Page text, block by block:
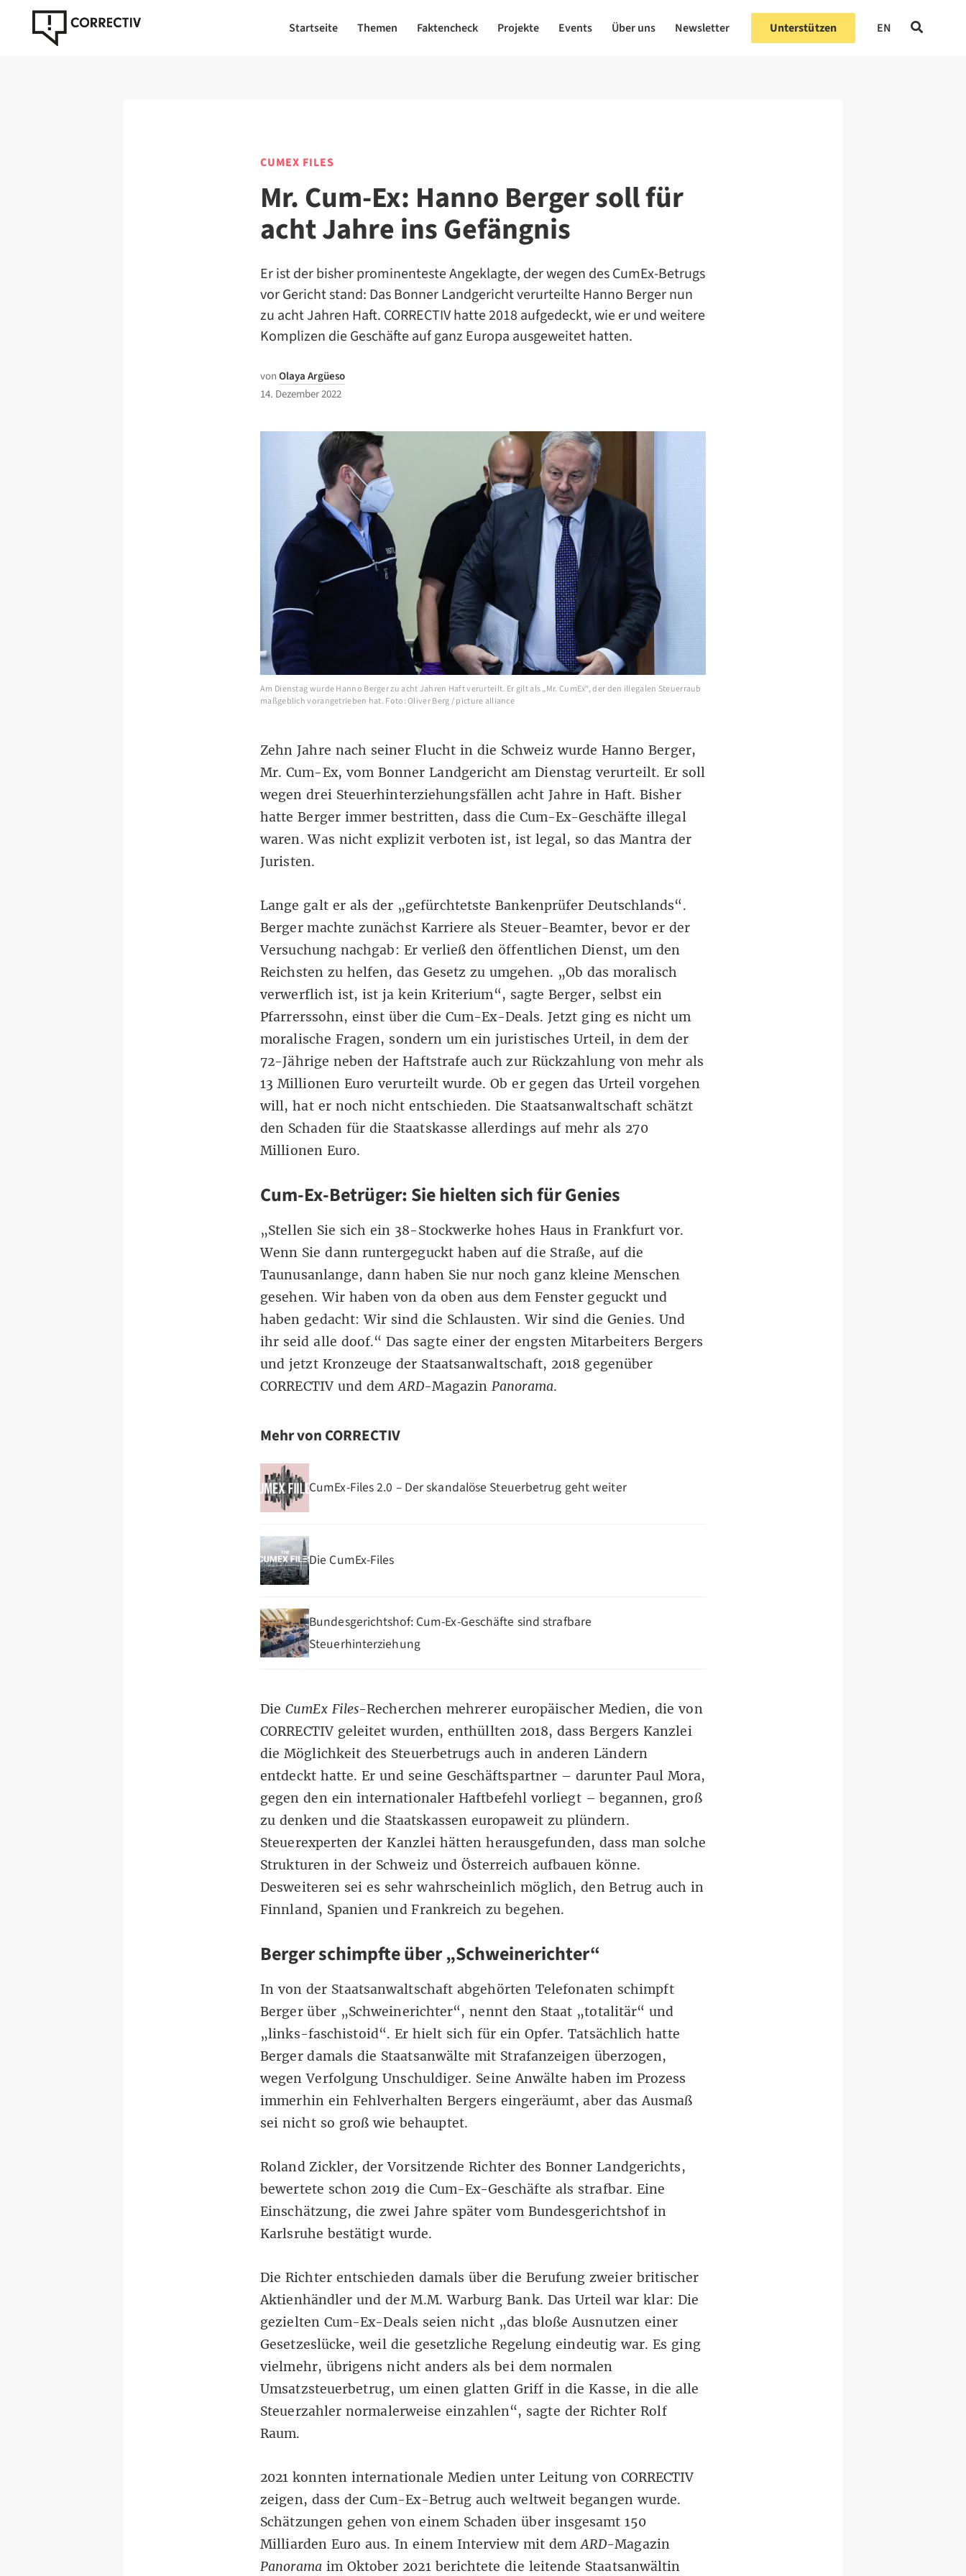
Startseite Themen Faktencheck Projekte Events Über uns Newsletter Unterstützen EN
CUMEX FILES
Mr. Cum-Ex: Hanno Berger soll für
acht Jahre ins Gefängnis
Er ist der bisher prominenteste Angeklagte, der wegen des CumEx-Betrugs
vor Gericht stand: Das Bonner Landgericht verurteilte Hanno Berger nun
zu acht Jahren Haft. CORRECTIV hatte 2018 aufgedeckt, wie er und weitere
Komplizen die Geschäfte auf ganz Europa ausgeweitet hatten.
vonOlaya Argüeso
14. Dezember 2022
Am Dienstag wurde Hanno Berger zu acht Jahren Haft verurteilt. Er gilt als „Mr. CumEx“, der den illegalen Steuerraub
maßgeblich vorangetrieben hat. Foto: Oliver Berg / picture alliance
Zehn Jahre nach seiner Flucht in die Schweiz wurde Hanno Berger,
Mr. Cum-Ex, vom Bonner Landgericht am Dienstag verurteilt. Er soll
wegen drei Steuerhinterziehungsfällen acht Jahre in Haft. Bisher
hatte Berger immer bestritten, dass die Cum-Ex-Geschäfte illegal
waren. Was nicht explizit verboten ist, ist legal, so das Mantra der
Juristen.
Lange galt er als der „gefürchtetste Bankenprüfer Deutschlands“.
Berger machte zunächst Karriere als Steuer-Beamter, bevor er der
Versuchung nachgab: Er verließ den öffentlichen Dienst, um den
Reichsten zu helfen, das Gesetz zu umgehen. „Ob das moralisch
verwerflich ist, ist ja kein Kriterium“, sagte Berger, selbst ein
Pfarrerssohn, einst über die Cum-Ex-Deals. Jetzt ging es nicht um
moralische Fragen, sondern um ein juristisches Urteil, in dem der
72-Jährige neben der Haftstrafe auch zur Rückzahlung von mehr als
13 Millionen Euro verurteilt wurde. Ob er gegen das Urteil vorgehen
will, hat er noch nicht entschieden. Die Staatsanwaltschaft schätzt
den Schaden für die Staatskasse allerdings auf mehr als 270
Millionen Euro.
Cum-Ex-Betrüger: Sie hielten sich für Genies
„Stellen Sie sich ein 38-Stockwerke hohes Haus in Frankfurt vor.
Wenn Sie dann runtergeguckt haben auf die Straße, auf die
Taunusanlange, dann haben Sie nur noch ganz kleine Menschen
gesehen. Wir haben von da oben aus dem Fenster geguckt und
haben gedacht: Wir sind die Schlausten. Wir sind die Genies. Und
ihr seid alle doof.“ Das sagte einer der engsten Mitarbeiters Bergers
und jetzt Kronzeuge der Staatsanwaltschaft, 2018 gegenüber
CORRECTIV und demARD-MagazinPanorama.
Mehr von CORRECTIV
CumEx-Files 2.0 – Der skandalöse Steuerbetrug geht weiter
Die CumEx-Files
Bundesgerichtshof: Cum-Ex-Geschäfte sind strafbare
Steuerhinterziehung
DieCumEx Files-Recherchen mehrerer europäischer Medien, die von
CORRECTIV geleitet wurden, enthüllten 2018, dass Bergers Kanzlei
die Möglichkeit des Steuerbetrugs auch in anderen Ländern
entdeckt hatte. Er und seine Geschäftspartner – darunter Paul Mora,
gegen den ein internationaler Haftbefehl vorliegt – begannen, groß
zu denken und die Staatskassen europaweit zu plündern.
Steuerexperten der Kanzlei hätten herausgefunden, dass man solche
Strukturen in der Schweiz und Österreich aufbauen könne.
Desweiteren sei es sehr wahrscheinlich möglich, den Betrug auch in
Finnland, Spanien und Frankreich zu begehen.
Berger schimpfte über „Schweinerichter“
In von der Staatsanwaltschaft abgehörten Telefonaten schimpft
Berger über „Schweinerichter“, nennt den Staat „totalitär“ und
„links-faschistoid“. Er hielt sich für ein Opfer. Tatsächlich hatte
Berger damals die Staatsanwälte mit Strafanzeigen überzogen,
wegen Verfolgung Unschuldiger. Seine Anwälte haben im Prozess
immerhin ein Fehlverhalten Bergers eingeräumt, aber das Ausmaß
sei nicht so groß wie behauptet.
Roland Zickler, der Vorsitzende Richter des Bonner Landgerichts,
bewertete schon 2019 die Cum-Ex-Geschäfte als strafbar. Eine
Einschätzung, die zwei Jahre später vom Bundesgerichtshof in
Karlsruhe bestätigt wurde.
Die Richter entschieden damals über die Berufung zweier britischer
Aktienhändler und der M.M. Warburg Bank. Das Urteil war klar: Die
gezielten Cum-Ex-Deals seien nicht „das bloße Ausnutzen einer
Gesetzeslücke, weil die gesetzliche Regelung eindeutig war. Es ging
vielmehr, übrigens nicht anders als bei dem normalen
Umsatzsteuerbetrug, um einen glatten Griff in die Kasse, in die alle
Steuerzahler normalerweise einzahlen“, sagte der Richter Rolf
Raum.
2021 konnten internationale Medien unter Leitung von CORRECTIV
zeigen, dass der Cum-Ex-Betrug auch weltweit begangen wurde.
Schätzungen gehen von einem Schaden über insgesamt 150
Milliarden Euro aus. In einem Interview mit demARD-Magazin
Panorama im Oktober 2021 berichtete die leitende Staatsanwältin